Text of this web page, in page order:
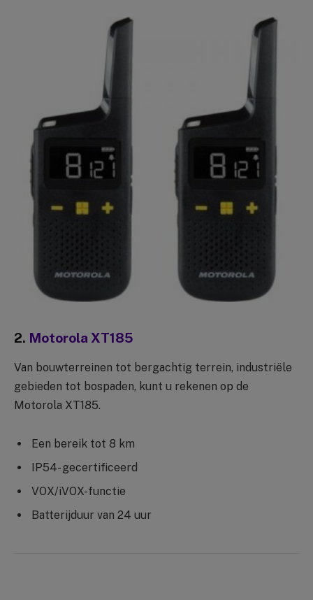
2. Motorola XT185
Van bouwterreinen tot bergachtig terrein, industriële
gebieden tot bospaden, kunt u rekenen op de
Motorola XT185.
Een bereik tot 8 km
IP54- gecertificeerd
VOX/iVOX-functie
Batterijduur van 24 uur